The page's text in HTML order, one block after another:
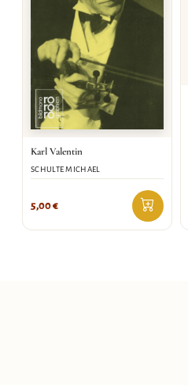
Karl Valentin
SCHULTE MICHAEL
5,00€